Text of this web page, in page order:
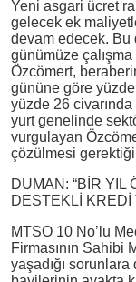
Yeni asgari ücret
gelecek ek
devam edecek. Bu
günümüze
Özcömert,
gününe göre yüzde
yüzde 26 civarında
yurt genelinde
vurgulayan
çözülmesi
DUMAN: “BİR YIL
DESTEKLİ KREDİ
MTSO 10 No’lu
Firmasının Sahibi
yaşadığı